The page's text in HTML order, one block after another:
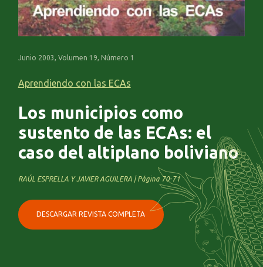
Junio 2003, Volumen 19, Número 1
Aprendiendo con las ECAs
Los municipios como
sustento de las ECAs: el
caso del altiplano boliviano
RAÚL ESPRELLA Y JAVIER AGUILERA | Página 70-71
DESCARGAR REVISTA COMPLETA